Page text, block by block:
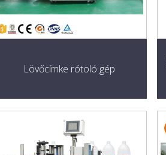
Lövőcímke rótoló gép